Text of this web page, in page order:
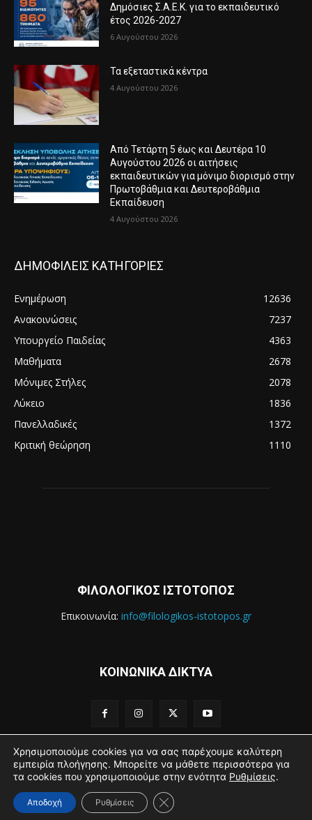
Δημόσιες Σ.Α.Ε.Κ. για το εκπαιδευτικό
έτος 2026-2027
6 Αυγούστου 2026
Τα εξεταστικά κέντρα
4 Αυγούστου 2026
Από Τετάρτη 5 έως και Δευτέρα 10
Αυγούστου 2026 οι αιτήσεις
εκπαιδευτικών για μόνιμο διορισμό στην
Πρωτοβάθμια και Δευτεροβάθμια
Εκπαίδευση
4 Αυγούστου 2026
ΔΗΜΟΦΙΛΕΙΣ ΚΑΤΗΓΟΡΙΕΣ
Ενημέρωση
12636
Ανακοινώσεις
7237
Υπουργείο Παιδείας
4363
Μαθήματα
2678
Μόνιμες Στήλες
2078
Λύκειο
1836
Πανελλαδικές
1372
Κριτική θεώρηση
1110
ΦΙΛΟΛΟΓΙΚΟΣ ΙΣΤΟΤΟΠΟΣ
Επικοινωνία: info@filologikos-istotopos.gr
ΚΟΙΝΩΝΙΚΑ ΔΙΚΤΥΑ
2016 - 2021 Filologikos Istotopos - All rights reserved.
Αρχική Βιογραφικό Sitemap
Χρησιμοποιούμε cookies για να σας παρέχουμε καλύτερη
εμπειρία πλοήγησης. Μπορείτε να μάθετε περισσότερα για
τα cookies που χρησιμοποιούμε στην ενότητα Ρυθμίσεις.
Αποδοχή Ρυθμίσεις Κλείσιμο του Cookie banner για